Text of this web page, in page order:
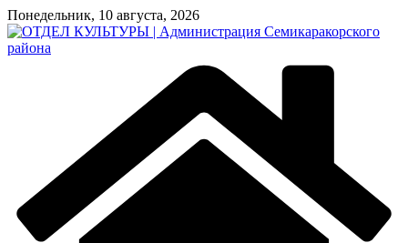
Перейти
к
содержимому
Понедельник, 10 августа, 2026